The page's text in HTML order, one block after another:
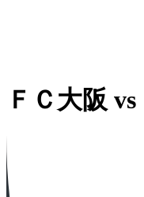
ＦＣ大阪 vs